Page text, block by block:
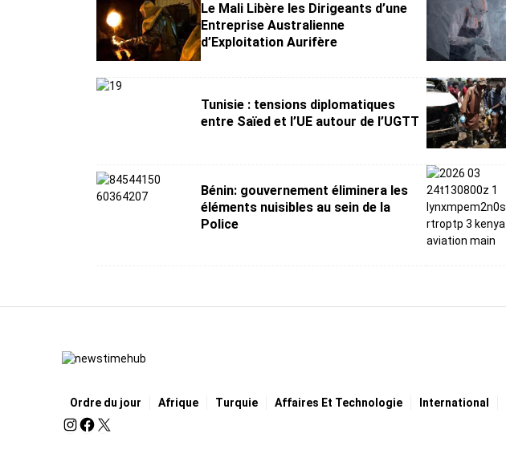
Le Mali Libère les Dirigeants d’une
Entreprise Australienne
d’Exploitation Aurifère
Tunisie : tensions diplomatiques
entre Saïed et l’UE autour de l’UGTT
Bénin: gouvernement éliminera les
éléments nuisibles au sein de la
Police
Ordre du jour Afrique Turquie Affaires Et Technologie International